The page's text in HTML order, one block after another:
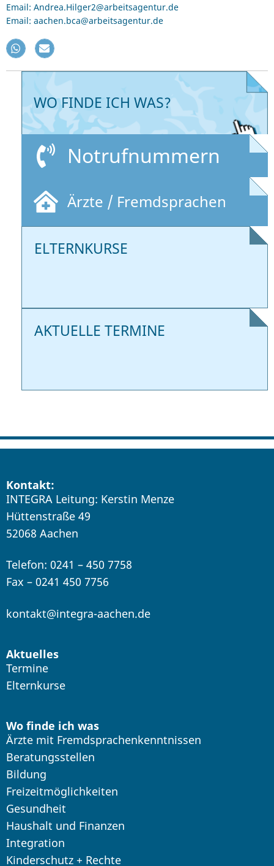
Email: Andrea.Hilger2@arbeitsagentur.de
Email: aachen.bca@arbeitsagentur.de
WO FINDE ICH WAS?
Notrufnummern
Ärzte / Fremdsprachen
ELTERNKURSE
AKTUELLE TERMINE
Kontakt:
INTEGRA Leitung: Kerstin Menze
Hüttenstraße 49
52068 Aachen
Telefon: 0241 – 450 7758
Fax – 0241 450 7756
kontakt@integra-aachen.de
Aktuelles
Termine
Elternkurse
Wo finde ich was
Ärzte mit Fremdsprachenkenntnissen
Beratungsstellen
Bildung
Freizeitmöglichkeiten
Gesundheit
Haushalt und Finanzen
Integration
Kinderschutz + Rechte